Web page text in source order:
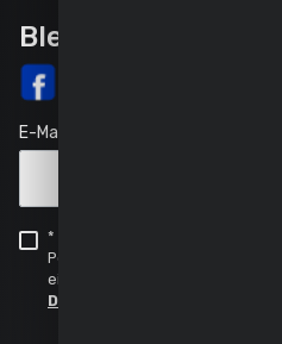
Verkaufsstellen
FAQ
Bleib auf dem
E-Mail
* Ich bestätige, dass ich die
Powerplus zur Kenntnis
einverstanden mit der
Datenschutzerklärung